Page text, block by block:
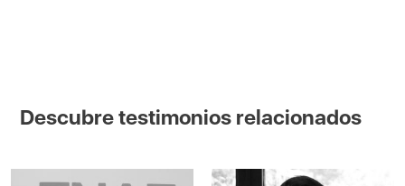
Descubre testimonios relacionados